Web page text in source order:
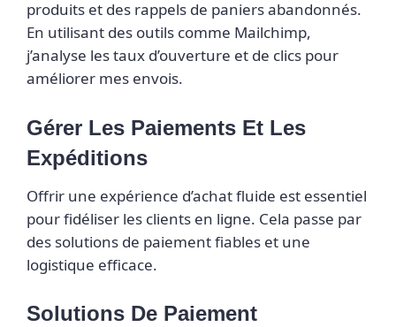
produits et des rappels de paniers abandonnés.
En utilisant des outils comme Mailchimp,
j’analyse les taux d’ouverture et de clics pour
améliorer mes envois.
Gérer Les Paiements Et Les
Expéditions
Offrir une expérience d’achat fluide est essentiel
pour fidéliser les clients en ligne. Cela passe par
des solutions de paiement fiables et une
logistique efficace.
Solutions De Paiement